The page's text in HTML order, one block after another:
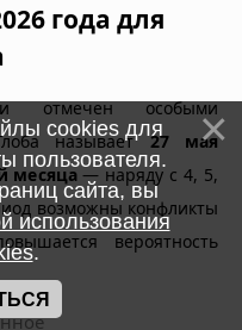
года для
отмечен особыми
называет27 мая
месяца— наряду с 4, 5,
возможны конфликты
вероятность
cookies для
пользователя.
сайта, вы
использования
.